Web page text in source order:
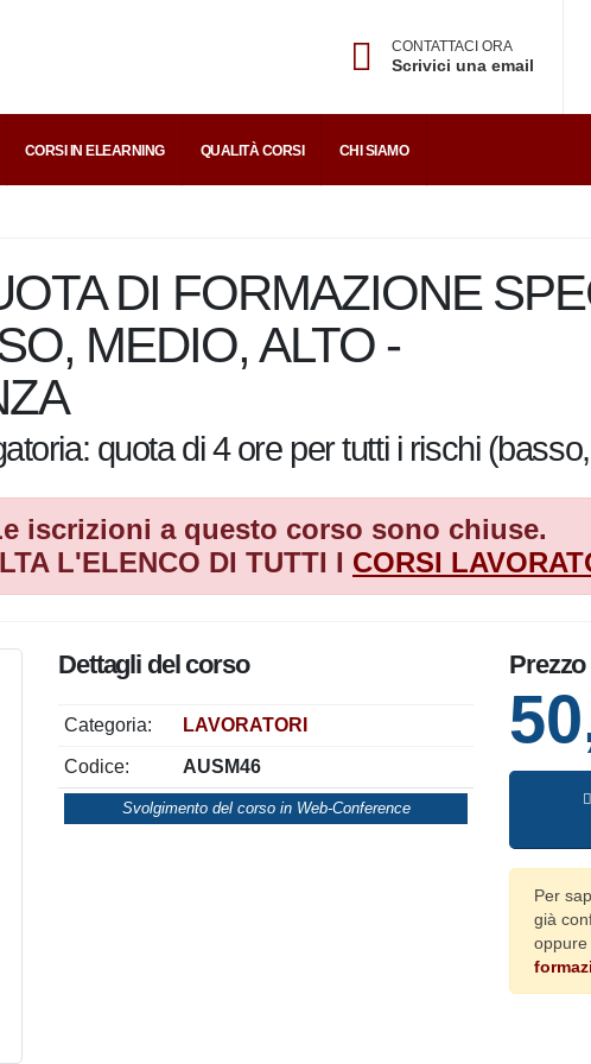
CONTATTACI ORA
Scrivici una email
CORSI IN ELEARNING QUALITÀ CORSI CHI SIAMO
DI FORMAZIONE
MEDIO, ALTO -
quota di 4 ore per tutti i rischi
iscrizioni a questo corso sono chiuse.
L'ELENCO DI TUTTI I CORSI
Dettagli del corso
Categoria:
LAVORATORI
Codice:
AUSM46
Svolgimento del corso in Web-Conference
Per
è già